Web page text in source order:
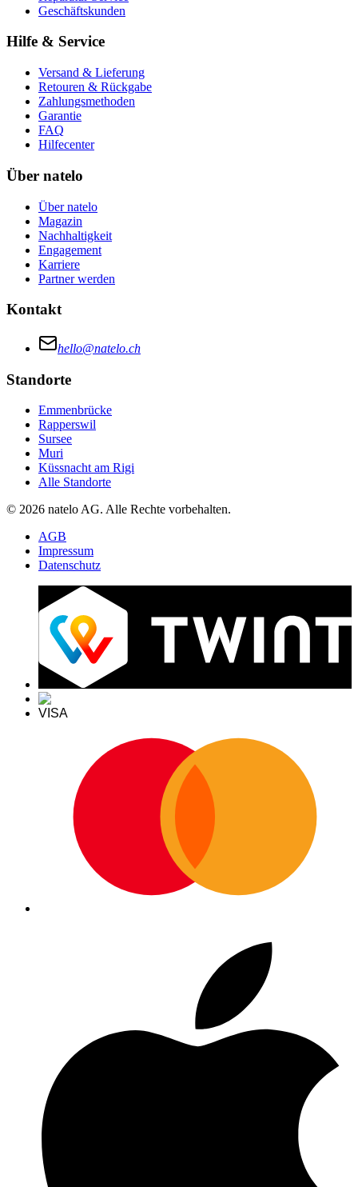
Geschäftskunden
Hilfe & Service
Versand & Lieferung
Retouren & Rückgabe
Zahlungsmethoden
Garantie
FAQ
Hilfecenter
Über natelo
Über natelo
Magazin
Nachhaltigkeit
Engagement
Karriere
Partner werden
Kontakt
hello@natelo.ch
Standorte
Emmenbrücke
Rapperswil
Sursee
Muri
Küssnacht am Rigi
Alle Standorte
© 2026 natelo AG. Alle Rechte vorbehalten.
AGB
Impressum
Datenschutz
VISA